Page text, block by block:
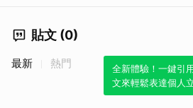
貼文 (0)
全新體驗！一鍵引
文來輕鬆表達個人立
最新 熱門